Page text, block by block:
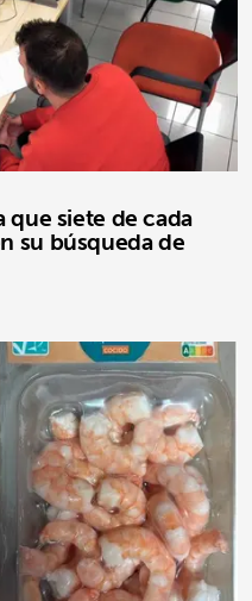
que siete de cada
su búsqueda de